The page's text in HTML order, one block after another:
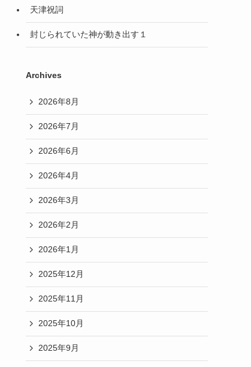
天津祝詞
封じられていた神が動き出す１
Archives
2026年8月
2026年7月
2026年6月
2026年4月
2026年3月
2026年2月
2026年1月
2025年12月
2025年11月
2025年10月
2025年9月